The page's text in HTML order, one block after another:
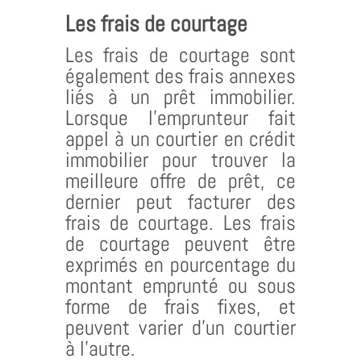
Les frais de courtage
Les frais de courtage sont
également des frais annexes
liés à un prêt immobilier.
Lorsque l’emprunteur fait
appel à un courtier en crédit
immobilier pour trouver la
meilleure offre de prêt, ce
dernier peut facturer des
frais de courtage. Les frais
de courtage peuvent être
exprimés en pourcentage du
montant emprunté ou sous
forme de frais fixes, et
peuvent varier d’un courtier
à l’autre.